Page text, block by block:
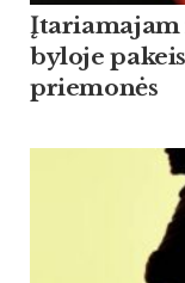
Įtariamajam
byloje
priemonės